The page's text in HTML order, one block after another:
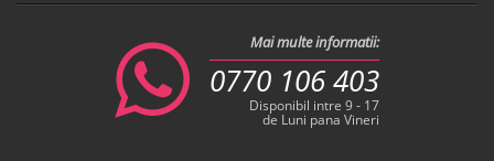
Mai multe informatii:
0770 106 403
Disponibil intre 9 - 17
de Luni pana Vineri